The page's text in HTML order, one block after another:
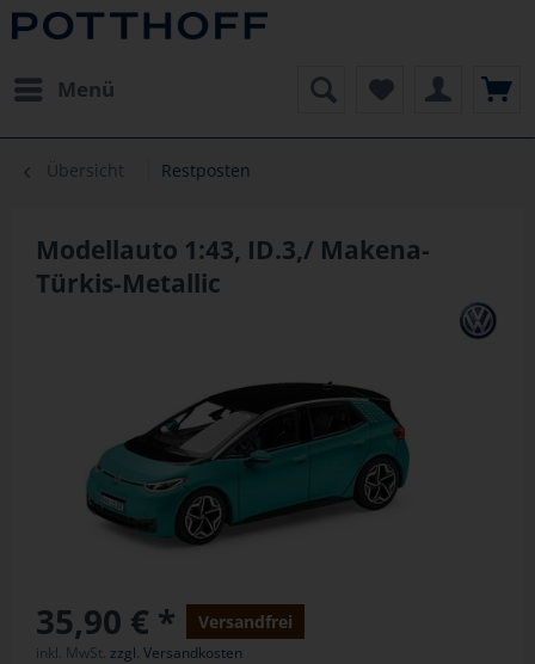
Menü
Übersicht Restposten
Modellauto 1:43, ID.3,/ Makena-
Türkis-Metallic
35,90 € * Versandfrei
inkl. MwSt. zzgl. Versandkosten